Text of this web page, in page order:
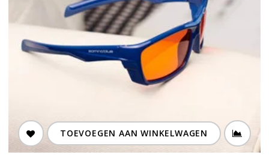
TOEVOEGEN AAN WINKELWAGEN